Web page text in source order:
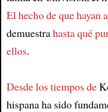
El hecho de que hayan
demuestrahasta qué
ellos.
Desde los tiempos de
hispana ha sido